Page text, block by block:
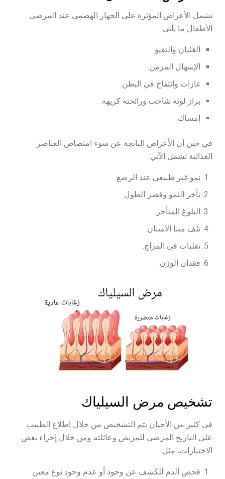
تشمل الأعراض المؤثرة على الجهاز الهضمي عند المرضى
الأطفال ما يأتي:
الغثيان والتقيؤ.
الإسهال المزمن.
غازات وانتفاخ في البطن.
براز لونه شاحب ورائحته كريهة.
إمساك.
في حين أن الأعراض الناتجة عن سوء امتصاص العناصر
الغذائية تشمل الآتي:
نمو غير طبيعي عند الرضع.
تأخر النمو وقصر الطول.
البلوغ المتأخر.
تلف مينا الأسنان.
تقلبات في المزاج.
فقدان الوزن.
تشخيص مرض السيلياك
في كثير من الأحيان يتم التشخيص من خلال اطلاع الطبيب
على التاريخ المرضي للمريض وعائلته ومن خلال إجراء بعض
الاختبارات، مثل:
فحص الدم للكشف عن وجود أو عدم وجود نوع معين